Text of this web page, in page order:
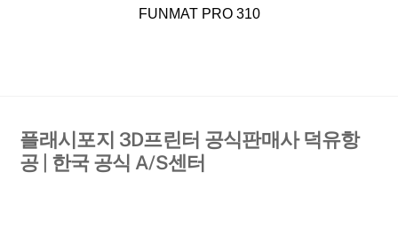
FUNMAT PRO 310
플래시포지 3D프린터 공식판매사 덕유항
공 | 한국 공식 A/S센터